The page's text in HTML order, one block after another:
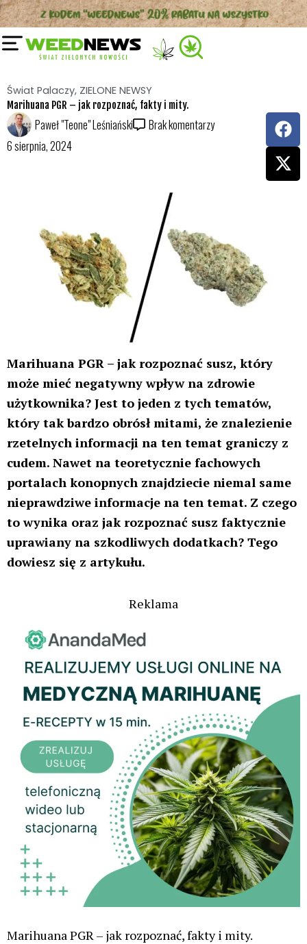
Przejdź
do
treści
Świat Palaczy, ZIELONE NEWSY
Marihuana PGR – jak rozpoznać, fakty i mity.
Paweł "Teone" Leśniański
Brak komentarzy
6 sierpnia, 2024
F
a
c
e
b
X
-
t
w
i
Marihuana PGR – jak rozpoznać susz, który
może mieć negatywny wpływ na zdrowie
użytkownika? Jest to jeden z tych tematów,
który tak bardzo obrósł mitami, że znalezienie
rzetelnych informacji na ten temat graniczy z
cudem. Nawet na teoretycznie fachowych
portalach konopnych znajdziecie niemal same
nieprawdziwe informacje na ten temat. Z czego
to wynika oraz jak rozpoznać susz faktycznie
uprawiany na szkodliwych dodatkach? Tego
dowiesz się z artykułu.
Reklama
Marihuana PGR – jak rozpoznać, fakty i mity.